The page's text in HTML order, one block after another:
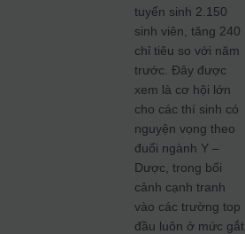
tuyển sinh 2.150
sinh viên, tăng 240
chỉ tiêu so với năm
trước. Đây được
xem là cơ hội lớn
cho các thí sinh có
nguyện vọng theo
đuổi ngành Y –
Dược, trong bối
cảnh cạnh tranh
vào các trường top
đầu luôn ở mức gắt